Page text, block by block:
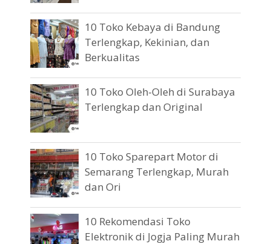
10 Toko Kebaya di Bandung
Terlengkap, Kekinian, dan
Berkualitas
10 Toko Oleh-Oleh di Surabaya
Terlengkap dan Original
10 Toko Sparepart Motor di
Semarang Terlengkap, Murah
dan Ori
10 Rekomendasi Toko
Elektronik di Jogja Paling Murah